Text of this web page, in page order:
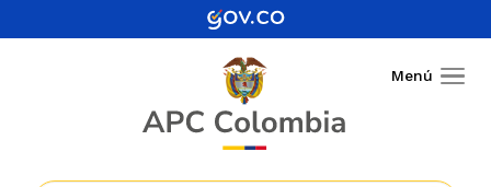
al
Menú